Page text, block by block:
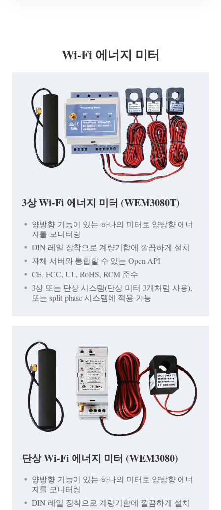
Wi-Fi 에너지 미터
3상 Wi-Fi 에너지 미터 (WEM3080T)
양방향 기능이 있는 하나의 미터로 양방향 에너
지를 모니터링
DIN 레일 장착으로 계량기함에 깔끔하게 설치
자체 서버와 통합할 수 있는 Open API
CE, FCC, UL, RoHS, RCM 준수
3상 또는 단상 시스템(단상 미터 3개처럼 사용),
또는 split-phase 시스템에 적용 가능
단상 Wi-Fi 에너지 미터 (WEM3080)
양방향 기능이 있는 하나의 미터로 양방향 에너
지를 모니터링
DIN 레일 장착으로 계량기함에 깔끔하게 설치